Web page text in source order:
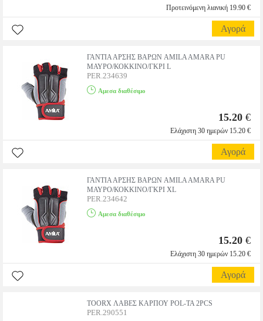
Προτεινόμενη λιανική 19.90 €
Αγορά
ΓΑΝΤΙΑ ΑΡΣΗΣ ΒΑΡΩΝ AMILA AMARA PU
ΜΑΥΡΟ/ΚΟΚΚΙΝΟ/ΓΚΡΙ L
PER.234639
Αμεσα διαθέσιμο
15.20 €
Ελάχιστη 30 ημερών 15.20 €
Αγορά
ΓΑΝΤΙΑ ΑΡΣΗΣ ΒΑΡΩΝ AMILA AMARA PU
ΜΑΥΡΟ/ΚΟΚΚΙΝΟ/ΓΚΡΙ XL
PER.234642
Αμεσα διαθέσιμο
15.20 €
Ελάχιστη 30 ημερών 15.20 €
Αγορά
TOORX ΛΑΒΕΣ ΚΑΡΠΟΥ POL-TA 2PCS
PER.290551